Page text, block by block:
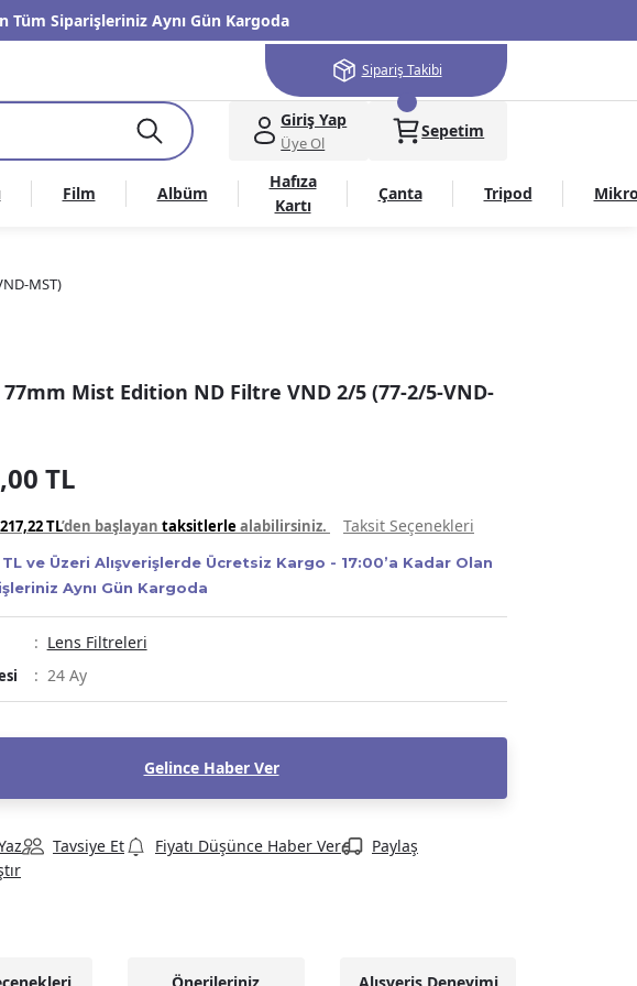
Tüm Siparişleriniz Aynı Gün Kargoda
Sipariş Takibi
Giriş Yap
Üye Ol
Sepetim
Film Albüm
Hafıza
Kartı
Çanta Tripod
MST)
Mist Edition ND Filtre VND 2/5 (77-2/5-VND-
TL
TL’den başlayan taksitlerlealabilirsiniz. Taksit Seçenekleri
ve Üzeri Alışverişlerde Ücretsiz Kargo - 17:00’a Kadar Olan
Aynı Gün Kargoda
Lens Filtreleri
24 Ay
Gelince Haber Ver
Tavsiye Et Fiyatı Düşünce Haber Ver
Paylaş